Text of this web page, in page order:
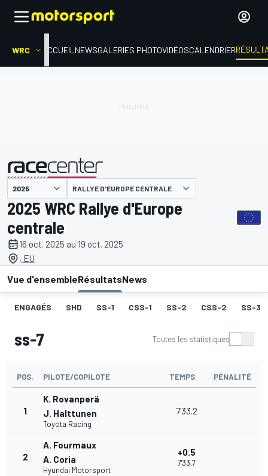
WRC ACCUEIL NEWSGALERIES PHOTOVIDÉOSCALENDRIER
présenté par RALLYE D'EUROPE CENTRALE
2025 WRC Rallye d'Europe
centrale
16 oct. 2025 au 19 oct. 2025
, EU
Vue d'ensembleRésultatsNews
ENGAGÉS SHD SS-1 CSS-1 SS-2 CSS-2 SS-3
ss-7 Toutes les statistiques
POS. PILOTE/COPILOTE TEMPS PÉNALITÉ
1
K. Rovanperä
J. Halttunen
Toyota Racing
7'33.2
2
A. Fourmaux
A. Coria
Hyundai Motorsport
+0.5
7'33.7